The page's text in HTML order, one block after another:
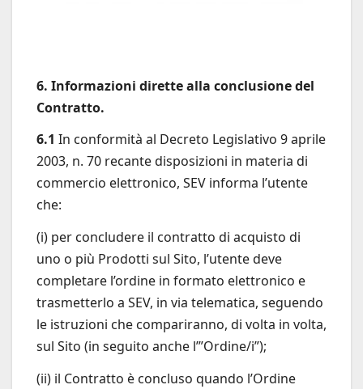
6. Informazioni dirette alla conclusione del
Contratto.
6.1 In conformità al Decreto Legislativo 9 aprile
2003, n. 70 recante disposizioni in materia di
commercio elettronico, SEV informa l’utente
che:
(i) per concludere il contratto di acquisto di
uno o più Prodotti sul Sito, l’utente deve
completare l’ordine in formato elettronico e
trasmetterlo a SEV, in via telematica, seguendo
le istruzioni che compariranno, di volta in volta,
sul Sito (in seguito anche l’”Ordine/i”);
(ii) il Contratto è concluso quando l’Ordine